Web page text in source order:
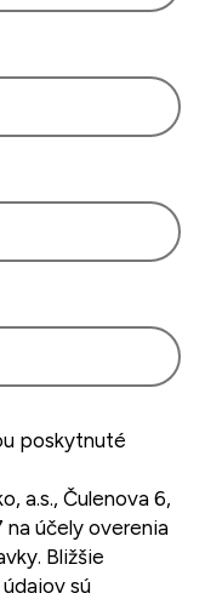
poskytnuté
a.s., Čulenova 6,
na účely overenia
Bližšie
sú